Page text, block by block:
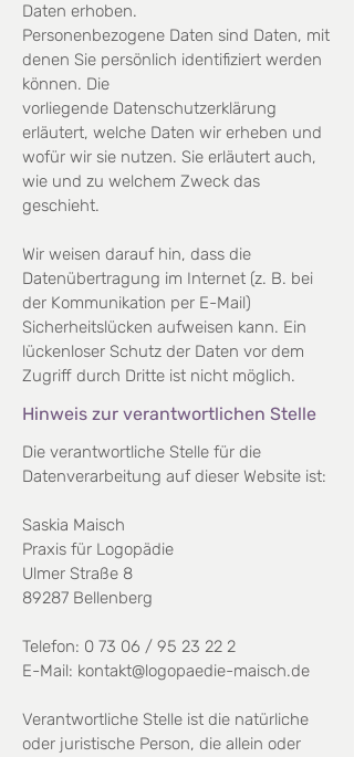
Daten erhoben.
Personenbezogene Daten sind Daten, mit
denen Sie persönlich identifiziert werden
können. Die
vorliegende Datenschutzerklärung
erläutert, welche Daten wir erheben und
wofür wir sie nutzen. Sie erläutert auch,
wie und zu welchem Zweck das
geschieht.
Wir weisen darauf hin, dass die
Datenübertragung im Internet (z. B. bei
der Kommunikation per E-Mail)
Sicherheitslücken aufweisen kann. Ein
lückenloser Schutz der Daten vor dem
Zugriff durch Dritte ist nicht möglich.
Hinweis zur verantwortlichen Stelle
Die verantwortliche Stelle für die
Datenverarbeitung auf dieser Website ist:
Saskia Maisch
Praxis für Logopädie
Ulmer Straße 8
89287 Bellenberg
Telefon: 0 73 06 / 95 23 22 2
E-Mail: kontakt@logopaedie-maisch.de
Verantwortliche Stelle ist die natürliche
oder juristische Person, die allein oder